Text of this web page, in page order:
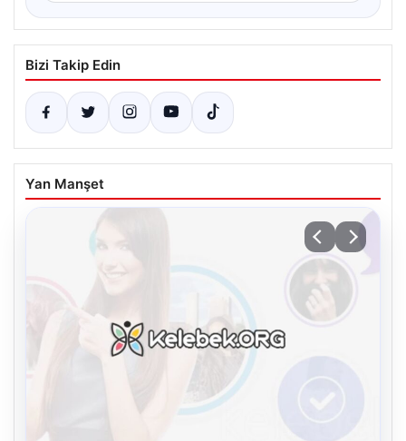
Bizi Takip Edin
Yan Manşet